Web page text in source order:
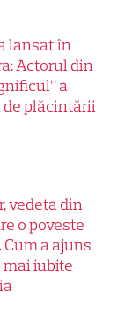
lansat în
Actorul din
a
de plăcintării
vedeta din
o poveste
a ajuns
iubite